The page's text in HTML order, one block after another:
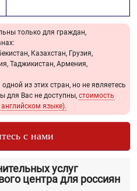
только для граждан,
Казахстан, Грузия,
Таджикистан, Армения,
из этих стран, но не являетесь
для Вас не доступны, стоимость
языке).
с нами
услуг
центра для россиян